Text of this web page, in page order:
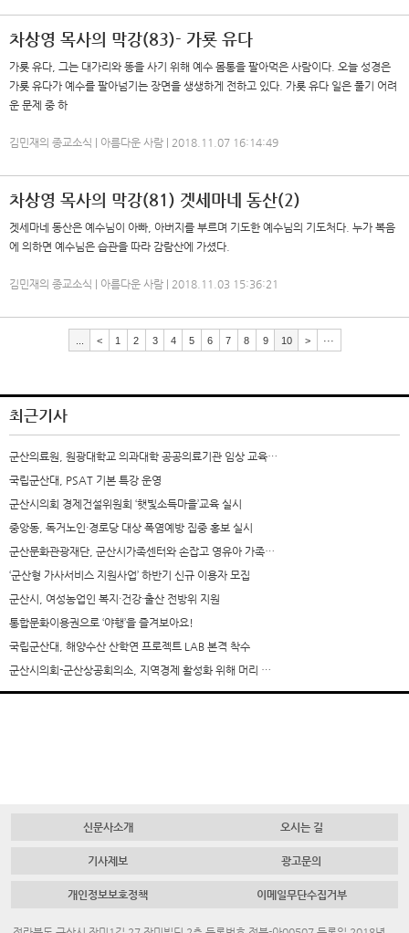
차상영 목사의 막강(83)- 가룟 유다
가룟 유다, 그는 대가리와 똥을 사기 위해 예수 몸통을 팔아먹은 사람이다. 오늘 성경은
가룟 유다가 예수를 팔아넘기는 장면을 생생하게 전하고 있다. 가룟 유다 일은 풀기 어려
운 문제 중 하
김민재의 종교소식 | 아름다운 사람 | 2018.11.07 16:14:49
차상영 목사의 막강(81) 겟세마네 동산(2)
겟세마네 동산은 예수님이 아빠, 아버지를 부르며 기도한 예수님의 기도처다. 누가 복음
에 의하면 예수님은 습관을 따라 감람산에 가셨다.
김민재의 종교소식 | 아름다운 사람 | 2018.11.03 15:36:21
< 1 2 3 4 5 6 7 8 9 10 > ···
최근기사
군산의료원, 원광대학교 의과대학 공공의료기관 임상 교육…
국립군산대, PSAT 기본 특강 운영
군산시의회 경제건설위원회 ‘햇빛소득마을’교육 실시
중앙동, 독거노인·경로당 대상 폭염예방 집중 홍보 실시
군산문화관광재단, 군산시가족센터와 손잡고 영유아 가족…
‘군산형 가사서비스 지원사업’ 하반기 신규 이용자 모집
군산시, 여성농업인 복지·건강·출산 전방위 지원
통합문화이용권으로 ‘야행’을 즐겨보아요!
국립군산대, 해양수산 산학연 프로젝트 LAB 본격 착수
군산시의회-군산상공회의소, 지역경제 활성화 위해 머리 …
신문사소개 오시는 길
기사제보 광고문의
개인정보보호정책 이메일무단수집거부